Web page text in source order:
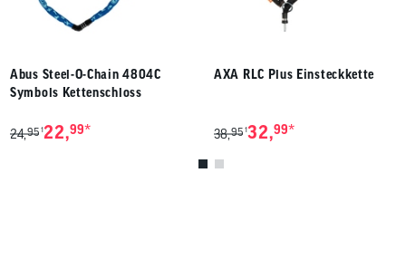
Abus Steel-O-Chain 4804C
Symbols Kettenschloss
24,95 122,99*
AXA RLC Plus Einsteckkette
38,95 132,99*